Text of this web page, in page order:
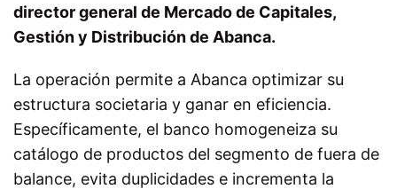
director general de Mercado de Capitales,
Gestión y Distribución de Abanca.
La operación permite a Abanca optimizar su
estructura societaria y ganar en eficiencia.
Específicamente, el banco homogeneiza su
catálogo de productos del segmento de fuera de
balance, evita duplicidades e incrementa la